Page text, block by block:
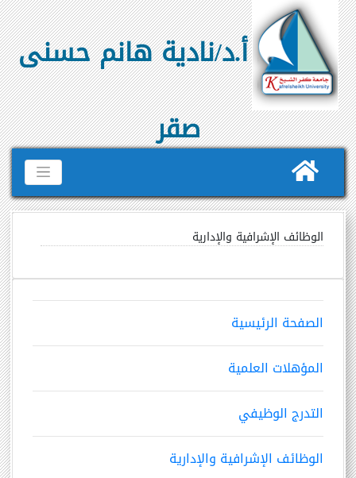
أ.د/نادية هانم حسنى
صقر
الصفحة الرئيسية
المؤهلات العلمية
التدرج الوظيفي
الوظائف الإشرافية والإدارية
الوظائف الإشرافية والإدارية